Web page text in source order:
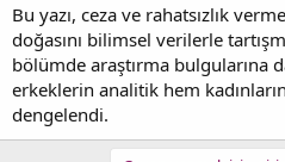
Bu yazı, ceza ve rahatsızlık
doğasını bilimsel verilerle
bölümde araştırma bulgularına
erkeklerin analitik hem kadınların
dengelendi.